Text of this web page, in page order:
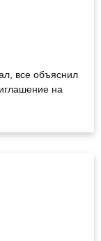
все объяснил
на